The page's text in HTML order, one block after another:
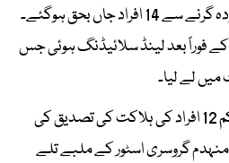
واقع متعدد گھروں پر مٹی کا تودہ گرنے سے 14 افراد جاں بحق ہوگئے۔
فوراً بعد لینڈ سلائیڈنگ ہوئی جس
میں لے لیا۔
جنرل سانتوس شہر میں کم از کم 12 افراد کی ہلاکت کی تصدیق کی
گروسری اسٹور کے ملبے تلے